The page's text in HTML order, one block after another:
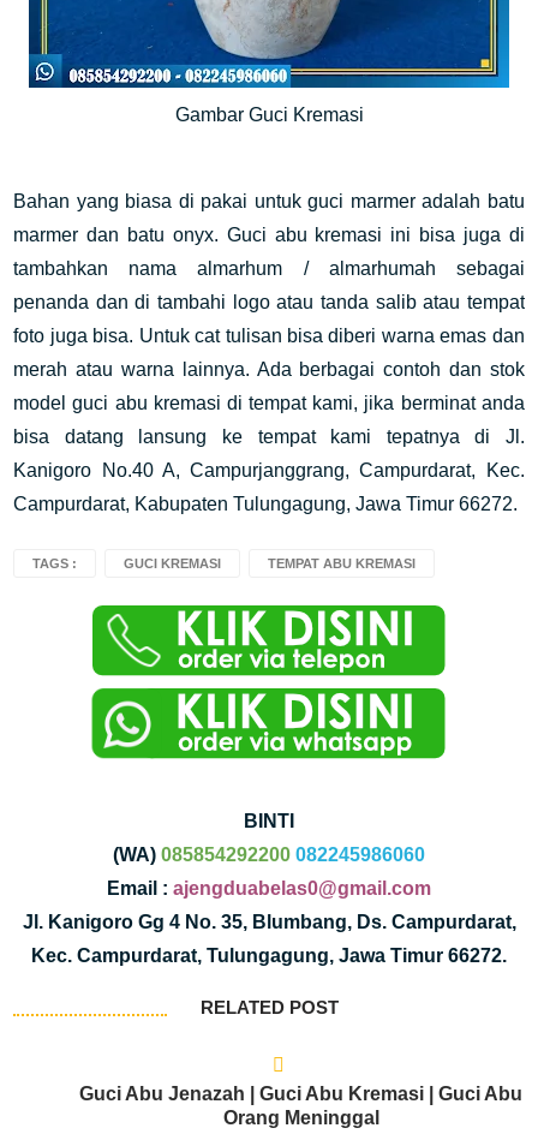
Gambar Guci Kremasi
Bahan yang biasa di pakai untuk guci marmer adalah batu
marmer dan batu onyx. Guci abu kremasi ini bisa juga di
tambahkan nama almarhum / almarhumah sebagai
penanda dan di tambahi logo atau tanda salib atau tempat
foto juga bisa. Untuk cat tulisan bisa diberi warna emas dan
merah atau warna lainnya. Ada berbagai contoh dan stok
model guci abu kremasi di tempat kami, jika berminat anda
bisa datang lansung ke tempat kami tepatnya di Jl.
Kanigoro No.40 A, Campurjanggrang, Campurdarat, Kec.
Campurdarat, Kabupaten Tulungagung, Jawa Timur 66272.
TAGS : GUCI KREMASI TEMPAT ABU KREMASI
BINTI
(WA) 085854292200 082245986060
Email : ajengduabelas0@gmail.com
Jl. Kanigoro Gg 4 No. 35, Blumbang, Ds. Campurdarat,
Kec. Campurdarat, Tulungagung, Jawa Timur 66272.
RELATED POST
Guci Abu Jenazah | Guci Abu Kremasi | Guci Abu
Orang Meninggal